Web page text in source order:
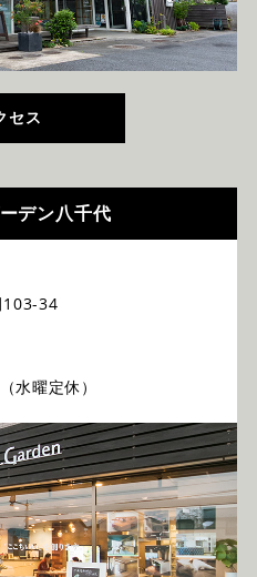
セス
デン八千代
103-34
曜定休）